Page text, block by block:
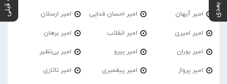
امیر آیهان امیر احسان فدایی امیر ارسلان
امیر امیری امیر انقلاب امیر برهان
امیر‌ بوران امیر بیرو امیر بی‌نظیر
امیر پرواز امیر پیغمبری امیر تاتاری